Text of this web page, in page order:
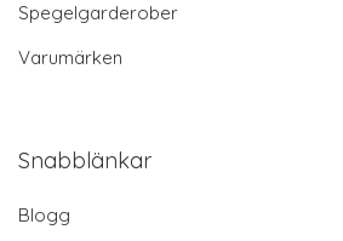
Spegelgarderober
Varumärken
Snabblänkar
Blogg